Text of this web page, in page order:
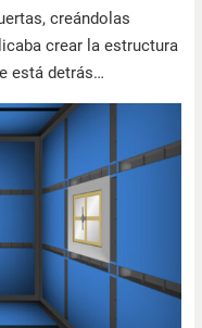
creándolas
crear la estructura
está detrás…